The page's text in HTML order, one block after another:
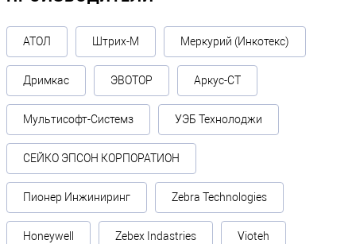
АТОЛ Штрих-М Меркурий (Инкотекс)
Дримкас ЭВОТОР Аркус-СТ
Мультисофт-Системз УЭБ Технолоджи
СЕЙКО ЭПСОН КОРПОРАТИОН
Пионер Инжиниринг Zebra Technologies
Honeywell Zebex Indastries Vioteh